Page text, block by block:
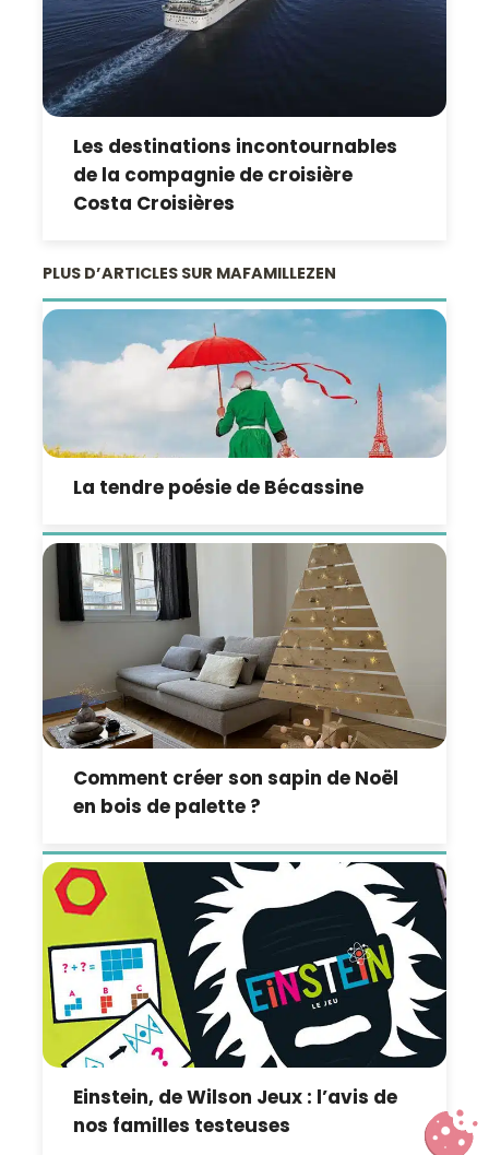
Les destinations incontournables
de la compagnie de croisière
Costa Croisières
PLUS D’ARTICLES SUR MAFAMILLEZEN
La tendre poésie de Bécassine
Comment créer son sapin de Noël
en bois de palette ?
Einstein, de Wilson Jeux : l’avis de
nos familles testeuses